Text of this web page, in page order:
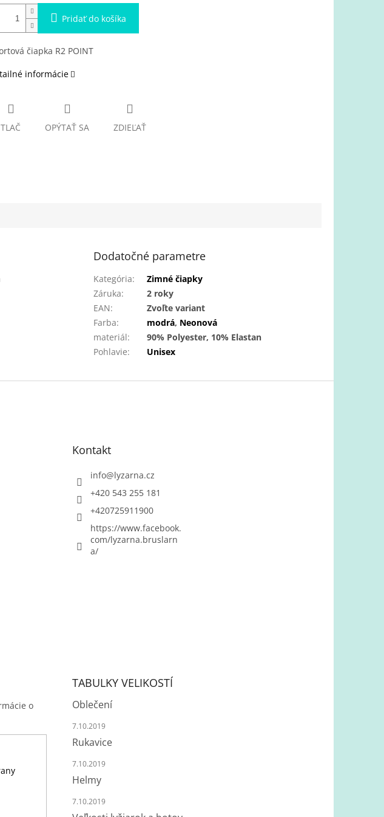
Pridať do košíka
čiapka R2 POINT
informácie
TLAČ OPÝTAŤ SA ZDIEĽAŤ
Dodatočné parametre
Kategória:
Zimné čiapky
Záruka:
2 roky
EAN:
Zvoľte variant
Farba: modrá, Neonová
materiál:
90% Polyester, 10% Elastan
Pohlavie: Unisex
Kontakt
info@lyzarna.cz
+420 543 255 181
+420725911900
https://www.facebook.
com/lyzarna.bruslarn
a/
o
TABULKY VELIKOSTÍ
Oblečení
7.10.2019
Rukavice
7.10.2019
Helmy
7.10.2019